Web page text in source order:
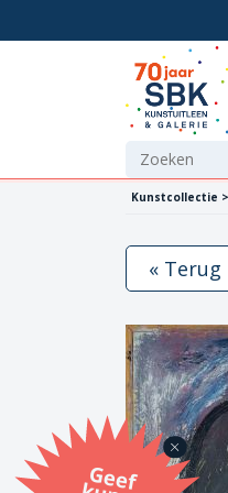
Kunstcollectie
G
eef
u
n
st
a
d
o
m
et
e SB
K
u
n
stb
o
n
« Terug